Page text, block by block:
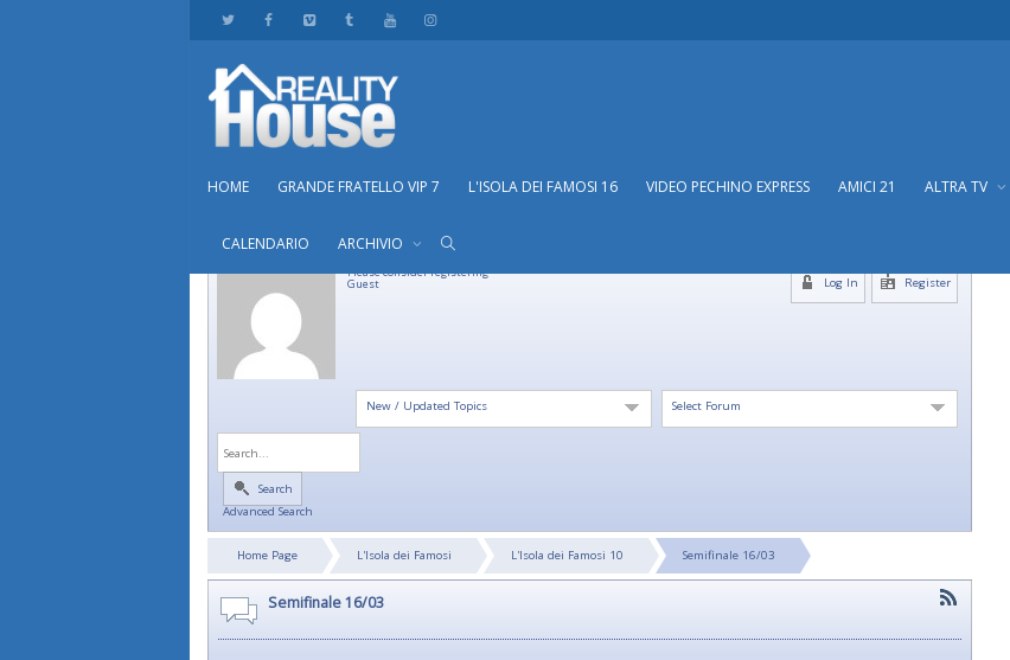
HOME GRANDE FRATELLO VIP 7 L'ISOLA DEI FAMOSI 16 VIDEO PECHINO EXPRESS AMICI 21 ALTRA TV
CALENDARIO ARCHIVIO
Please consider registering
Guest Register
Log In
Select Forum
New / Updated Topics
Search
Advanced Search
Home Page L'Isola dei Famosi L'Isola dei Famosi 10 Semifinale 16/03
Semifinale 16/03